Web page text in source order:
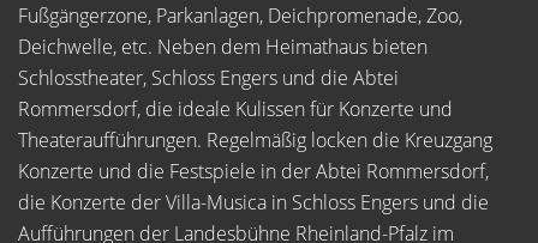
Fußgängerzone, Parkanlagen, Deichpromenade, Zoo,
Deichwelle, etc. Neben dem Heimathaus bieten
Schlosstheater, Schloss Engers und die Abtei
Rommersdorf, die ideale Kulissen für Konzerte und
Theateraufführungen. Regelmäßig locken die Kreuzgang
Konzerte und die Festspiele in der Abtei Rommersdorf,
die Konzerte der Villa-Musica in Schloss Engers und die
Aufführungen der Landesbühne Rheinland-Pfalz im